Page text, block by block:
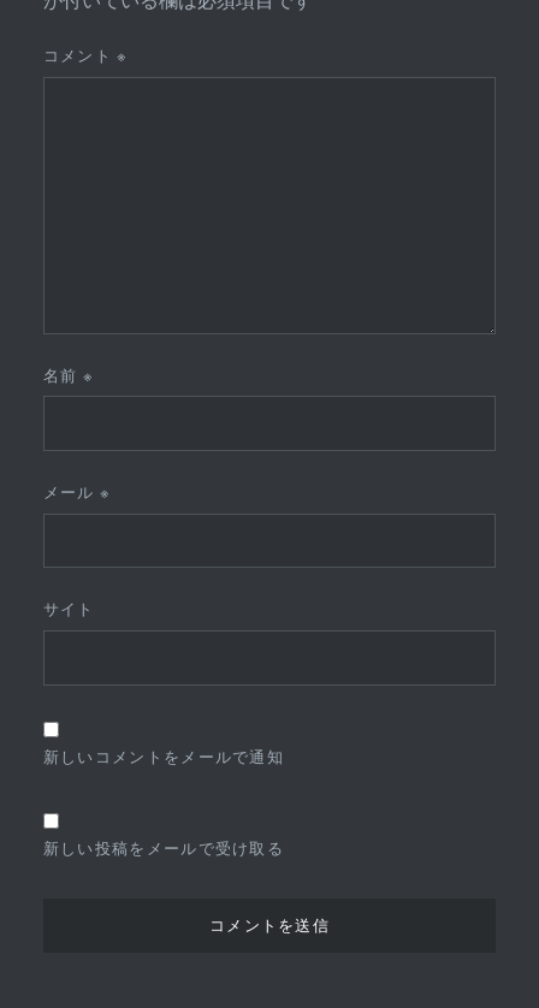
コメント※
名前 ※
メール※
サイト
新しいコメントをメールで通知
新しい投稿をメールで受け取る